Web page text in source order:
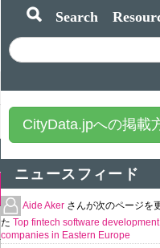
Search
CityData.jpへの掲載
ニュースフィード
Aide Aker さんが次のページを
た Top fintech software development
companies in Eastern Europe